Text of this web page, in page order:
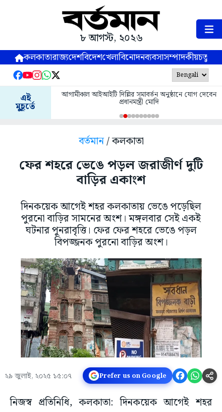
৮ আগস্ট, ২০২৬
কলকাতারাজ্যদেশবিদেশখেলাবিনোদনব্যবসাসম্পাদকীয়
এই
মুহূর্তে
আগামীকাল আইআইটি দিল্লির সমাবর্তন অনুষ্ঠানে যোগ দেবেন
প্রধানমন্ত্রী মোদি
বর্তমান/ কলকাতা
ফের শহরে ভেঙে পড়ল জরাজীর্ণ দুটি
বাড়ির একাংশ
দিনকয়েক আগেই শহর কলকাতায় ভেঙে পড়েছিল
পুরনো বাড়ির সামনের অংশ। মঙ্গলবার সেই একই
ঘটনার পুনরাবৃত্তি। ফের ফের শহরে ভেঙে পড়ল
বিপজ্জনক পুরনো বাড়ির অংশ।
২৯ জুলাই, ২০২৫ ১৫:০৭ Prefer us on Google
নিজস্ব প্রতিনিধি, কলকাতা: দিনকয়েক আগেই শহর